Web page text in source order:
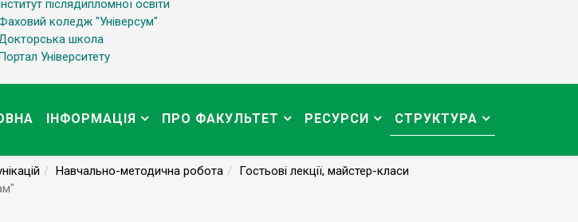
післядипломної освіти
коледж "Універсум"
школа
Університету
ІНФОРМАЦІЯ ПРО ФАКУЛЬТЕТ РЕСУРСИ СТРУКТУРА
Навчально-методична робота
Гостьові лекції, майстер-класи